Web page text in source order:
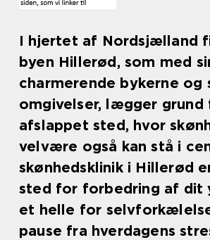
I hjertet af Nordsjælland
byen Hillerød, som med
charmerende bykerne og
omgivelser, lægger grund
afslappet sted, hvor
velvære også kan stå i
skønhedsklinik i Hillerød
sted for forbedring af dit
et helle for
pause fra hverdagens